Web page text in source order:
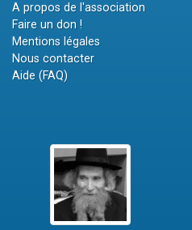
A propos de l'association
Faire un don !
Mentions légales
Nous contacter
Aide (FAQ)